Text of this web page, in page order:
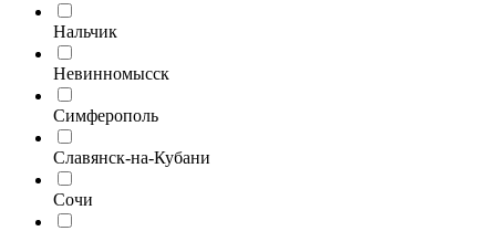
Нальчик
Невинномысск
Симферополь
Славянск-на-Кубани
Сочи